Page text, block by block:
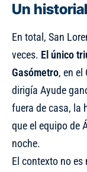
Un
En total, San
veces. El único
Gasómetro, en el
dirigía Ayude
fuera de casa, la
que el equipo de
noche.
El contexto no es